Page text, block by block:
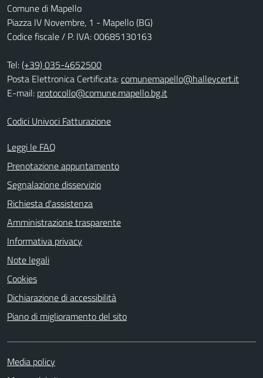
Comune di Mapello
Piazza IV Novembre, 1 - Mapello (BG)
Codice fiscale / P. IVA: 00685130163
Tel:(+39) 035-4652500
Posta Elettronica Certificata:comunemapello@halleycert.it
E-mail: protocollo@comune.mapello.bg.it
Codici Univoci Fatturazione
Leggi le FAQ
Prenotazione appuntamento
Segnalazione disservizio
Richiesta d'assistenza
Amministrazione trasparente
Informativa privacy
Note legali
Cookies
Dichiarazione di accessibilità
Piano di miglioramento del sito
Media policy